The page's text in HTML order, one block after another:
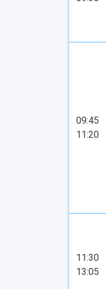
09:45
11:20
11:30
13:05